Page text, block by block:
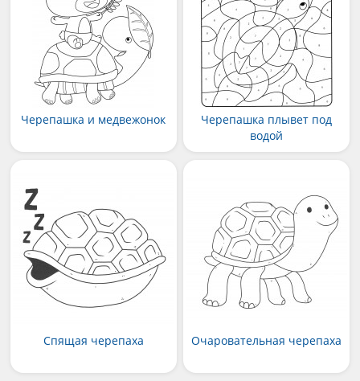
Черепашка и медвежонок
Черепашка плывет под
водой
Спящая черепаха Очаровательная черепаха